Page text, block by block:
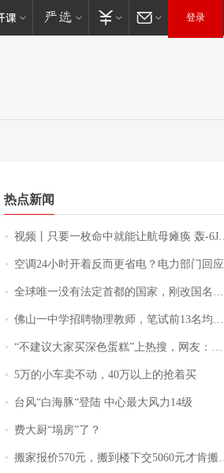
登录
热点新闻
视频丨只要一枚命中就能让航母瘫痪 轰-6J实力有多强？
空调24小时开着反而更省电？电力部门回应
全球唯一没有法定首都的国家，刚改国名，总统就邀请中国大使骑行绕了几乎整个国境线一圈，还曾两次到中国寻根
佛山一中学招聘物理教师，笔试前13名均遭淘汰？教育局：已叫停招聘，成立调查组全面核查
“不建议大家买深色蛋糕”上热搜，网友：天塌了！
5万的小车卖不动，40万以上的抢着买
台风“白海豚“登陆 中心最大风力14级
费大厨“塌房”了？
搬家报价570元，搬到楼下交5060元才肯搬上楼！女子傻眼了……